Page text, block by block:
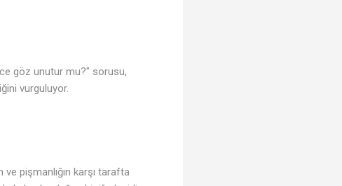
göz unutur mu?" sorusu,
vurguluyor.
pişmanlığın karşı tarafta